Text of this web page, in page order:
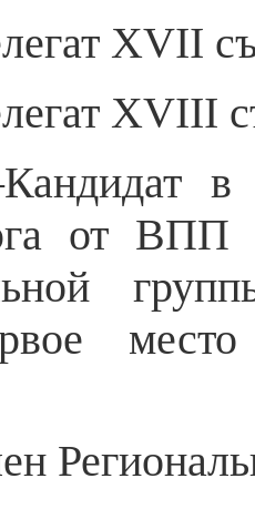
XVII
XVIII
в
от